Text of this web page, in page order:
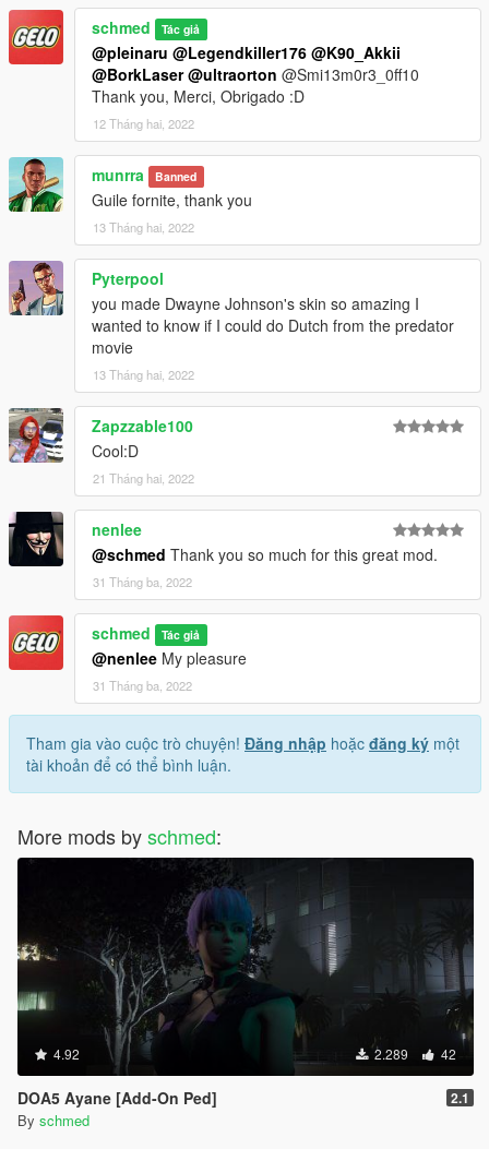
schmed Tác giả
@pleinaru @Legendkiller176 @K90_Akkii
@BorkLaser @ultraorton @Smi13m0r3_0ff10
Thank you, Merci, Obrigado :D
12 Tháng hai, 2022
munrra Banned
Guile fornite, thank you
13 Tháng hai, 2022
Pyterpool
you made Dwayne Johnson's skin so amazing I
wanted to know if I could do Dutch from the predator
movie
13 Tháng hai, 2022
Zapzzable100
Cool:D
21 Tháng hai, 2022
nenlee
@schmed Thank you so much for this great mod.
31 Tháng ba, 2022
schmed Tác giả
@nenlee My pleasure
31 Tháng ba, 2022
Tham gia vào cuộc trò chuyện! Đăng nhập hoặc đăng ký một
tài khoản để có thể bình luận.
More mods byschmed:
4.92 2.289 42
DOA5 Ayane [Add-On Ped] 2.1
By schmed